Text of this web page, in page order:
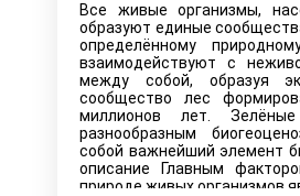
Все живые организмы,
образуют единые
определённому
взаимодействуют с
между собой, образуя
сообщество лес
миллионов лет.
разнообразным
собой важнейший элемент
описание Главным
природе живых организмов